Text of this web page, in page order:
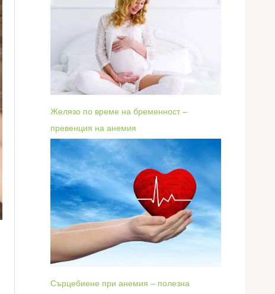
Желязо по време на бременност –
превенция на анемия
Сърцебиене при анемия – полезна